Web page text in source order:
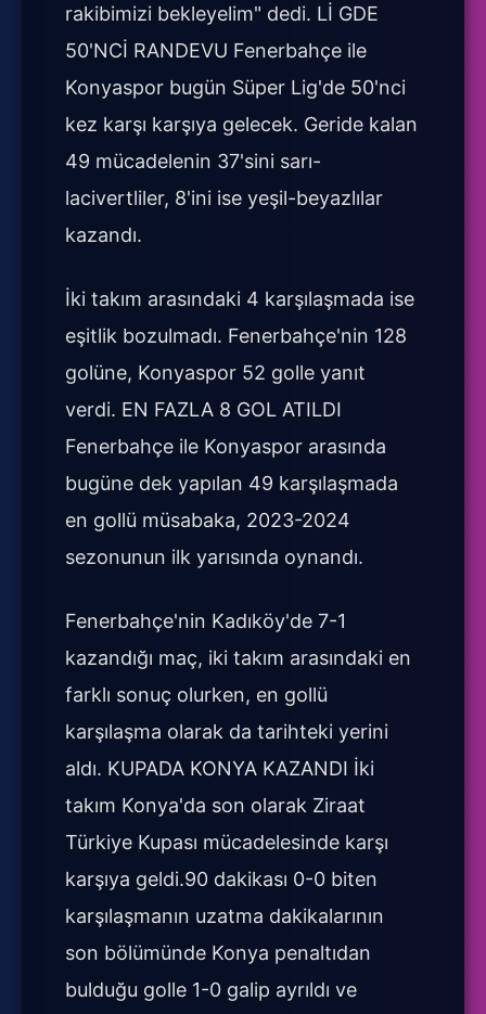
rakibimizi bekleyelim" dedi. Lİ GDE
50'NCİ RANDEVU Fenerbahçe ile
Konyaspor bugün Süper Lig'de 50'nci
kez karşı karşıya gelecek. Geride kalan
49 mücadelenin 37'sini sarı-
lacivertliler, 8'ini ise yeşil-beyazlılar
kazandı.
İki takım arasındaki 4 karşılaşmada ise
eşitlik bozulmadı. Fenerbahçe'nin 128
golüne, Konyaspor 52 golle yanıt
verdi. EN FAZLA 8 GOL ATILDI
Fenerbahçe ile Konyaspor arasında
bugüne dek yapılan 49 karşılaşmada
en gollü müsabaka, 2023-2024
sezonunun ilk yarısında oynandı.
Fenerbahçe'nin Kadıköy'de 7-1
kazandığı maç, iki takım arasındaki en
farklı sonuç olurken, en gollü
karşılaşma olarak da tarihteki yerini
aldı. KUPADA KONYA KAZANDI İki
takım Konya'da son olarak Ziraat
Türkiye Kupası mücadelesinde karşı
karşıya geldi.90 dakikası 0-0 biten
karşılaşmanın uzatma dakikalarının
son bölümünde Konya penaltıdan
bulduğu golle 1-0 galip ayrıldı ve